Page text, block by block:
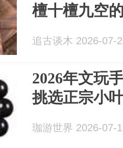
檀十檀九空
追古谈木 2026-07-
2026年文玩
挑选正宗小
珈游世界 2026-07-